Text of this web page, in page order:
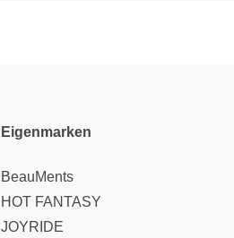
Eigenmarken
BeauMents
HOT FANTASY
JOYRIDE